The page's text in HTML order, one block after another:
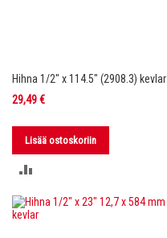
Hihna 1/2" x 114.5" (2908.3) kevlar
29,49 €
Lisää ostoskoriin
VERTAILUUN